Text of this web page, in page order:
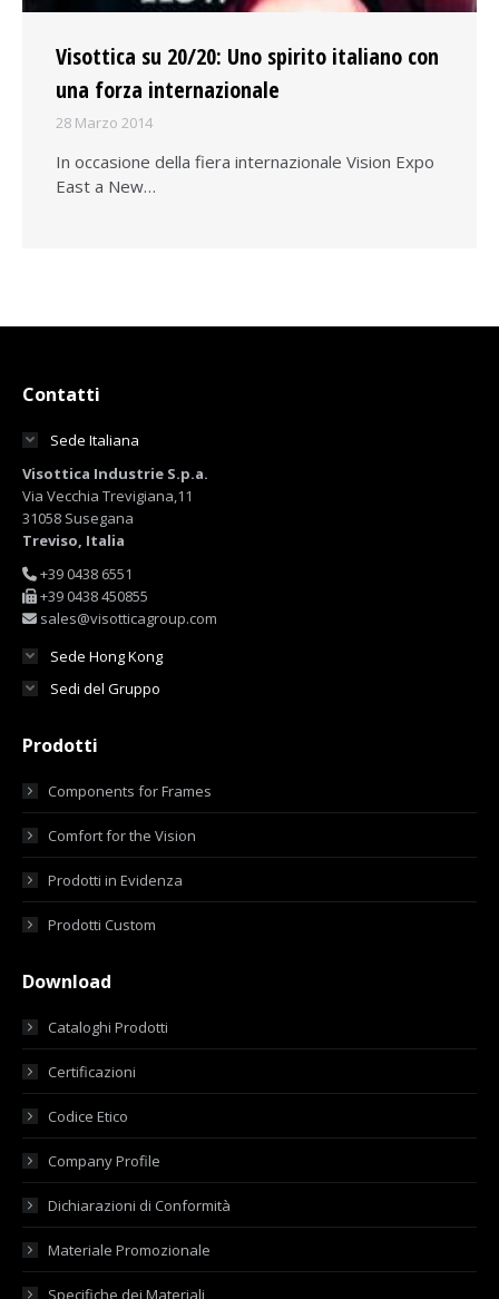
Visottica su 20/20: Uno spirito italiano con
una forza internazionale
28 Marzo 2014
In occasione della fiera internazionale Vision Expo
East a New…
Contatti
Sede Italiana
Visottica Industrie S.p.a.
Via Vecchia Trevigiana,11
31058 Susegana
Treviso, Italia
+39 0438 6551
+39 0438 450855
sales@visotticagroup.com
Sede Hong Kong
Sedi del Gruppo
Prodotti
Components for Frames
Comfort for the Vision
Prodotti in Evidenza
Prodotti Custom
Download
Cataloghi Prodotti
Certificazioni
Codice Etico
Company Profile
Dichiarazioni di Conformità
Materiale Promozionale
Specifiche dei Materiali